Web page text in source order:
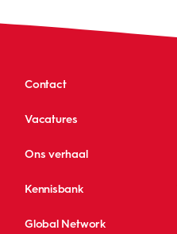
Contact
Vacatures
Ons verhaal
Kennisbank
Global Network